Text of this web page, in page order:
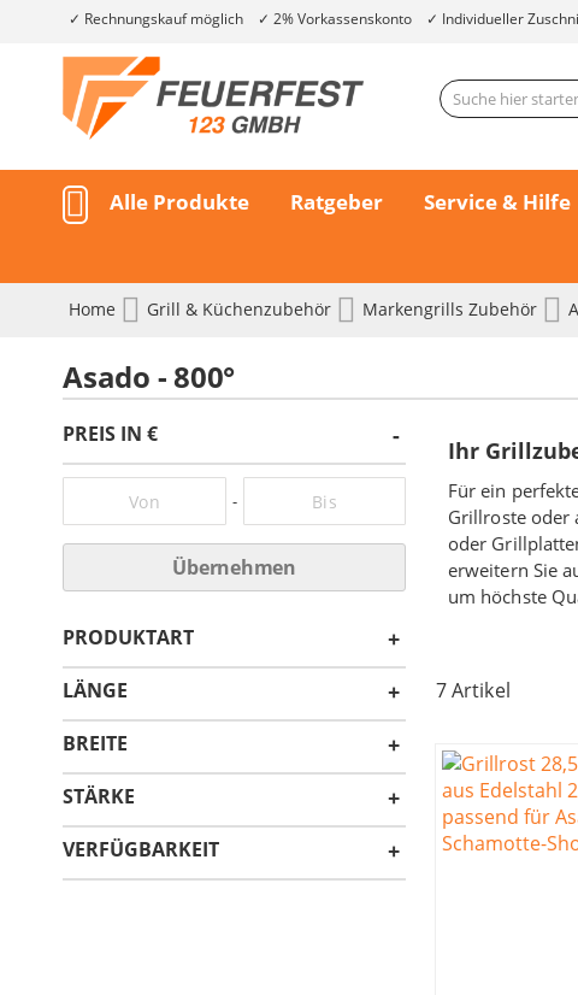
Rechnungskauf möglich 2% Vorkassenskonto Individueller
Alle Produkte Ratgeber Service & Hilfe
Home Grill & Küchenzubehör Markengrills Zubehör
Asado - 800°
Ihr
Für ein
Grillroste oder
oder
erweitern Sie
um höchste
7Artikel
PREIS IN €
-
Übernehmen
PRODUKTART
LÄNGE
BREITE
STÄRKE
VERFÜGBARKEIT